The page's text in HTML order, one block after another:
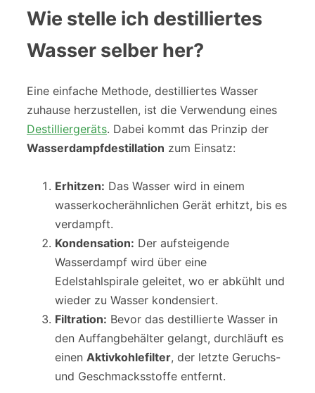
Wie stelle ich destilliertes
Wasser selber her?
Eine einfache Methode, destilliertes Wasser
zuhause herzustellen, ist die Verwendung eines
Destilliergeräts. Dabei kommt das Prinzip der
Wasserdampfdestillation zum Einsatz:
Erhitzen: Das Wasser wird in einem
wasserkocherähnlichen Gerät erhitzt, bis es
verdampft.
Kondensation: Der aufsteigende
Wasserdampf wird über eine
Edelstahlspirale geleitet, wo er abkühlt und
wieder zu Wasser kondensiert.
Filtration: Bevor das destillierte Wasser in
den Auffangbehälter gelangt, durchläuft es
einen Aktivkohlefilter, der letzte Geruchs-
und Geschmacksstoffe entfernt.